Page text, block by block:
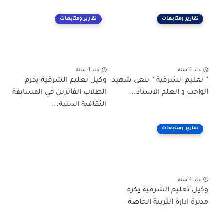
تقارير ومتابعات
منذ 4 سنة
'' تعليم الشرقية '' ينعي شهيد
الواجب و العلم الاستاذ...
تقارير ومتابعات
منذ 4 سنة
وكيل تعليم الشرقية يكرم
الطلاب الفائزين في المسابقة
الثقافية الدينية...
تقارير ومتابعات
منذ 4 سنة
وكيل تعليم الشرقية يكرم
مديرة ادارة التربية الخاصة